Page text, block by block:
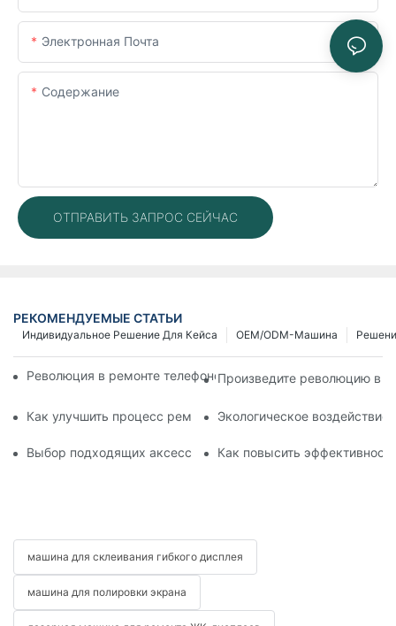
Электронная Почта
Содержание
ОТПРАВИТЬ ЗАПРОС СЕЙЧАС
РЕКОМЕНДУЕМЫЕ СТАТЬИ
OEM/ODM-Машина
Индивидуальное Решение Для Кейса
Революция в ремонте телефонов: мобильный сепаратор
Произведите революцию в
Как улучшить процесс ремонта мобильных телефонов с
Экологическое
Выбор подходящих аксессуаров для вашего устройства
Как повысить
машина для склеивания гибкого дисплея
машина для полировки экрана